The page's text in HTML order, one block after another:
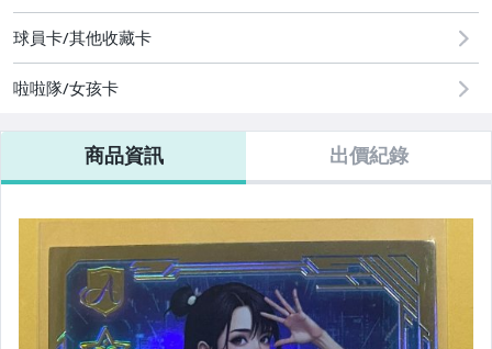
球員卡/其他收藏卡
啦啦隊/女孩卡
商品資訊 出價紀錄